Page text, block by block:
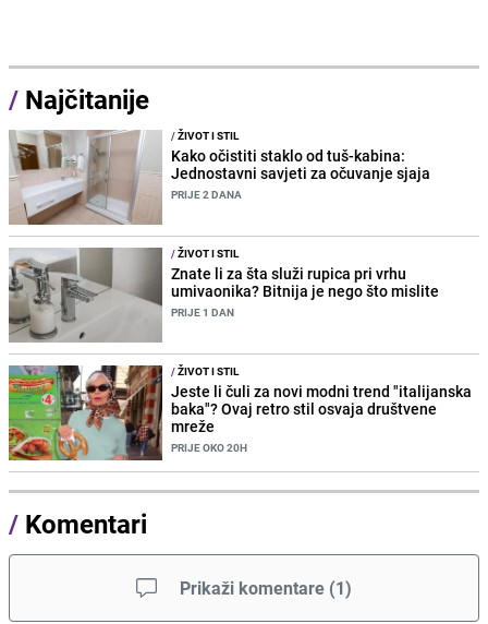
/ Najčitanije
/ŽIVOT I STIL
Kako očistiti staklo od tuš-kabina:
Jednostavni savjeti za očuvanje sjaja
PRIJE 2 DANA
/ŽIVOT I STIL
Znate li za šta služi rupica pri vrhu
umivaonika? Bitnija je nego što mislite
PRIJE 1 DAN
/ŽIVOT I STIL
Jeste li čuli za novi modni trend "italijanska
baka"? Ovaj retro stil osvaja društvene
mreže
PRIJE OKO 20H
/ Komentari
Prikaži komentare (1)